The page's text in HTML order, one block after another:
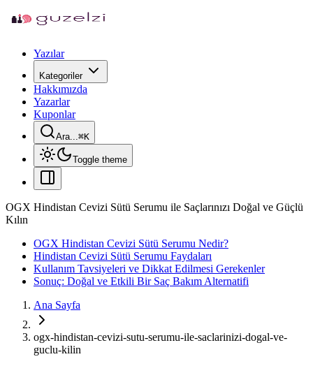
Yazılar
Kategoriler
Hakkımızda
Yazarlar
Kuponlar
Ara...⌘K
Toggle theme
OGX Hindistan Cevizi Sütü Serumu ile Saçlarınızı Doğal ve Güçlü
Kılın
OGX Hindistan Cevizi Sütü Serumu Nedir?
Hindistan Cevizi Sütü Serumu Faydaları
Kullanım Tavsiyeleri ve Dikkat Edilmesi Gerekenler
Sonuç: Doğal ve Etkili Bir Saç Bakım Alternatifi
Ana Sayfa
ogx-hindistan-cevizi-sutu-serumu-ile-saclarinizi-dogal-ve-
guclu-kilin